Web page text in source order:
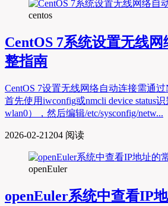
centos
CentOS 7系统设置无线
整指南
CentOS 7设置无线网络自动连接需通过
首先使用iwconfig或nmcli device status
wlan0），然后编辑/etc/sysconfig/netw...
2026-02-21 204 阅读
openEuler
openEuler系统中查看IP